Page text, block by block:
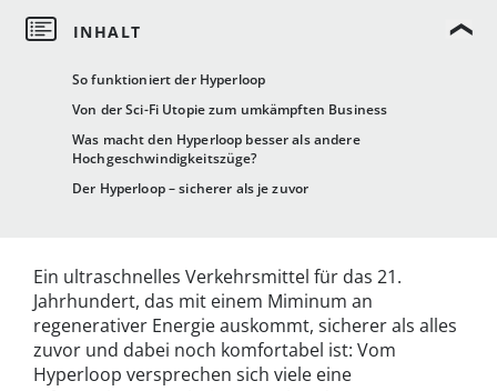
So funktioniert der Hyperloop
Von der Sci-Fi Utopie zum umkämpften Business
Was macht den Hyperloop besser als andere
Hochgeschwindigkeitszüge?
Der Hyperloop – sicherer als je zuvor
Ein ultraschnelles Verkehrsmittel für das 21.
Jahrhundert, das mit einem Miminum an
regenerativer Energie auskommt, sicherer als alles
zuvor und dabei noch komfortabel ist: Vom
Hyperloop versprechen sich viele eine